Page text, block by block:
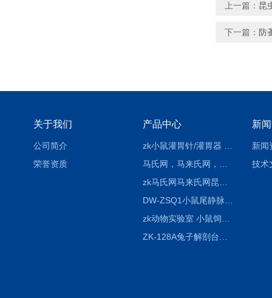
上一篇： 昆
下一篇： 防
关于我们
公司简介
荣誉资质
产品中心 新
新闻
技术